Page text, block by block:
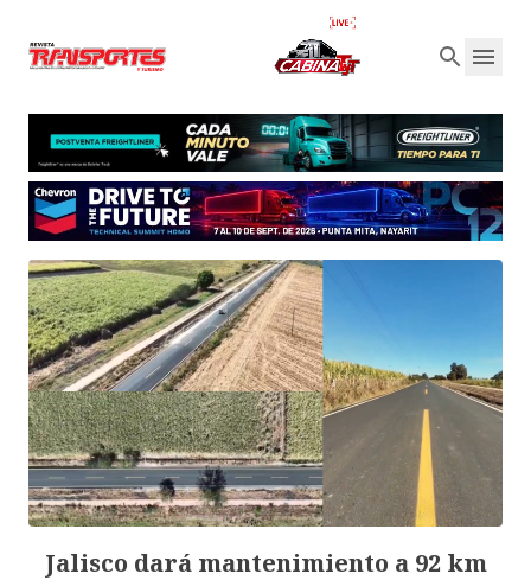
Jalisco dará mantenimiento a 92 km